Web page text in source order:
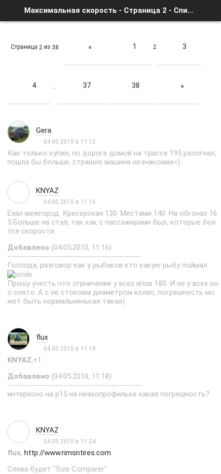
Максимальная скорость - Страница 2 - Список форумов
Страница 2 из 38 « 1 2 3
4 … 37 38 »
Gera
04.05.2010 в 11:12
Как только купил, по дороге домой на трассе 195 разогнал,
пошла бы больше, страшно машина незнакомая=)
KNYAZ
04.05.2010 в 11:16
Ехал межгород. Кресерская 130. Местами 140. На обгонах 16
5 Больше на стал, так как с пассажирами был, которые боя
тся скорости.
Добавлено (04.05.2010, 11:16)
---------------------------------------------
Господа, разговор как у рыбаков кто какую рыбу поймал
Прошу учесть что огрничение у всех япов 180. И не у всех он
о снято. А с не стоковм диаметром колес, погрешность мо
жет быть нормальненькая такая)
flux
04.05.2010 в 11:18
KNYAZ,+1
Добавлено (04.05.2010, 11:18)
---------------------------------------------
интересно на р15 на низкопрофильке какая погрешность?
KNYAZ
04.05.2010 в 11:24
flux, http://www.rimsntires.com
Слева будет "Size Comparer"